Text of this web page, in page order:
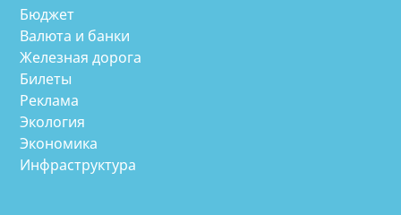
Бюджет
Валюта и банки
Железная дорога
Билеты
Реклама
Экология
Экономика
Инфраструктура